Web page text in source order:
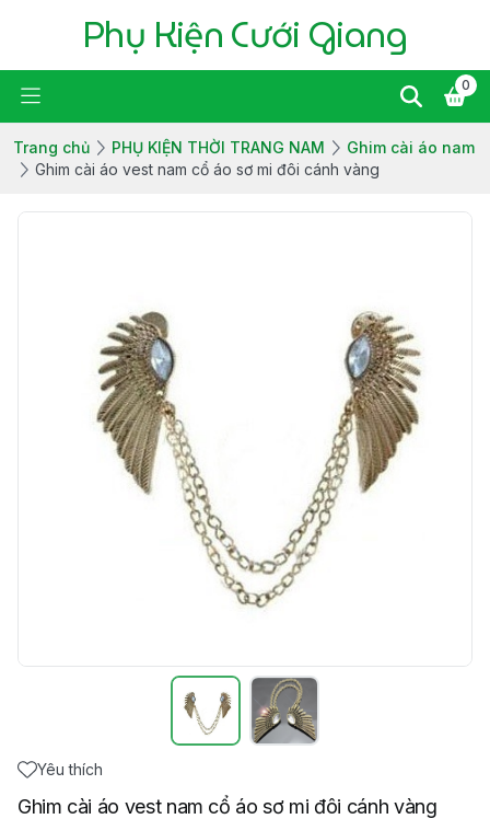
Phụ Kiện Cưới Giang
0
Trang chủ PHỤ KIỆN THỜI TRANG NAM
Ghim cài áo nam
Ghim cài áo vest nam cổ áo sơ mi đôi cánh vàng
Yêu thích
Ghim cài áo vest nam cổ áo sơ mi đôi cánh vàng